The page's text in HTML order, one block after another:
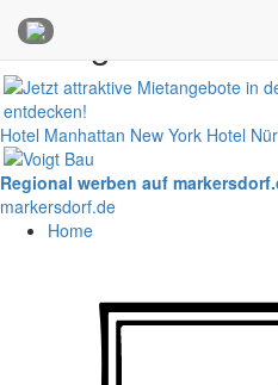
Anzeigen
Hotel Manhattan New York Hotel
Regional werben auf
markersdorf.de
Home